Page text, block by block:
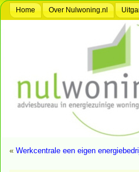
Home Over Nulwoning.nl
« Werkcentrale een eigen